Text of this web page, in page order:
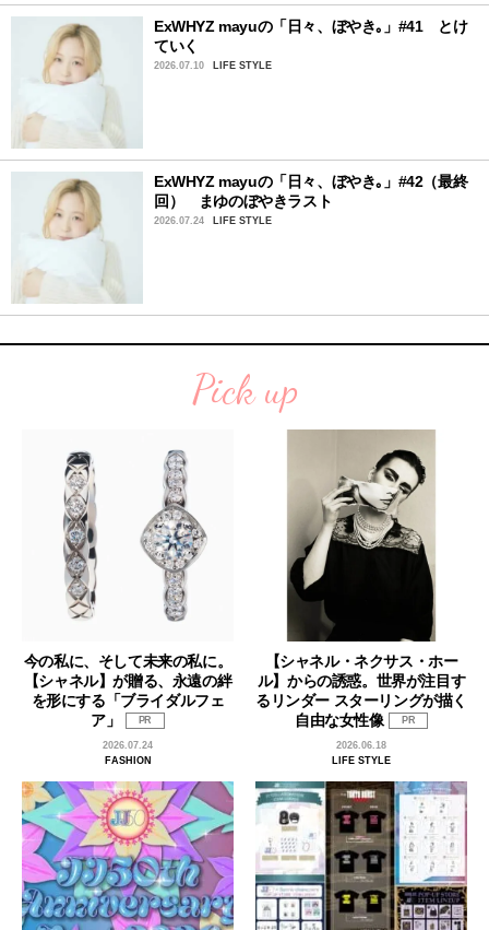
ExWHYZ mayuの「日々、ぼやき｡」#41 とけ
ていく
2026.07.10 LIFE STYLE
ExWHYZ mayuの「日々、ぼやき｡」#42（最終
回） まゆのぼやきラスト
2026.07.24 LIFE STYLE
Pick up
今の私に、そして未来の私に。
【シャネル】が贈る、永遠の絆
を形にする「ブライダルフェ
ア」
PR
2026.07.24
FASHION
【シャネル・ネクサス・ホー
ル】からの誘惑。世界が注目す
るリンダー スターリングが描く
自由な女性像
PR
2026.06.18
LIFE STYLE